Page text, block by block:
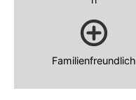
Familienfreundlich